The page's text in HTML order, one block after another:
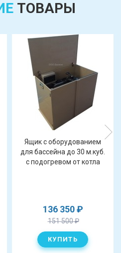
ТОВАРЫ
Ящик с оборудованием
для бассейна до 30 м.куб.
с подогревом от котла
136 350₽
151 500₽